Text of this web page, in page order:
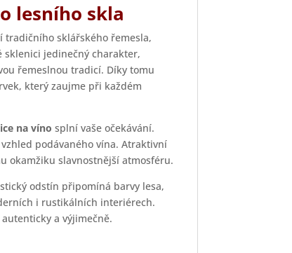
lesního skla
sklářského řemesla,
sklenici jedinečný charakter,
řemeslnou tradicí. Díky tomu
který zaujme při každém
na víno splní vaše očekávání.
podávaného vína. Atraktivní
okamžiku slavnostnější atmosféru.
odstín připomíná barvy lesa,
i rustikálních interiérech.
a výjimečně.